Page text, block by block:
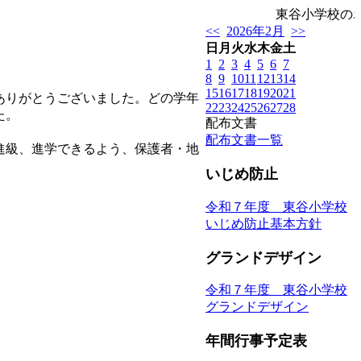
東谷小学校の
がとうございました。どの学年
、進学できるよう、保護者・地
<< 2026年2月
>>
日 月 火水木金土
1
2 3 4 5 6 7
8 9 1011 121314
15161718192021
22232425262728
配布文書
配布文書一覧
いじめ防止
令和７年度 東谷小学校
いじめ防止基本方針
グランドデザイン
令和７年度 東谷小学校
グランドデザイン
年間行事予定表